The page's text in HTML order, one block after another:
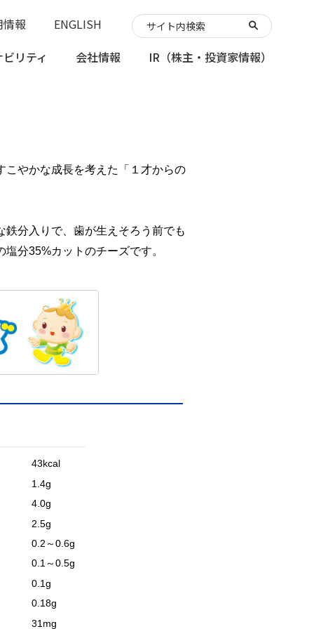
リティ 会社情報 IR （株主・投資家情報）
報 ENGLISH
こやかな成長を考えた「１才からの
鉄分入りで、歯が生えそろう前でも
分35%カットのチーズです。
43kcal
1.4g
4.0g
2.5g
0.2～0.6g
0.1～0.5g
0.1g
0.18g
31mg